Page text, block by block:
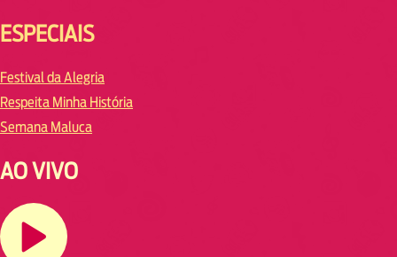
ESPECIAIS
Festival da Alegria
Respeita Minha História
Semana Maluca
AO VIVO